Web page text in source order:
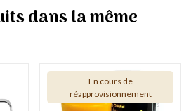
dans la même
En cours de
réapprovisionnement